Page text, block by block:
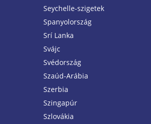
Seychelle-szigetek
Spanyolország
Srí Lanka
Svájc
Svédország
Szaúd-Arábia
Szerbia
Szingapúr
Szlovákia